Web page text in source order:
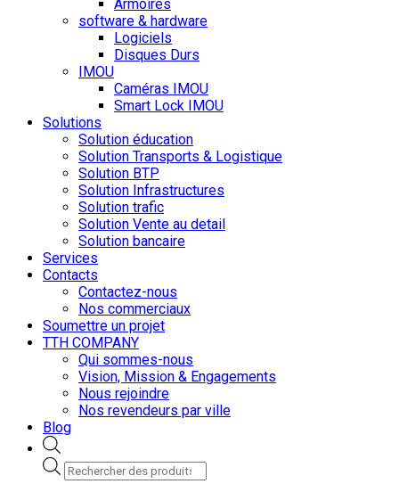
Armoires
software & hardware
Logiciels
Disques Durs
IMOU
Caméras IMOU
Smart Lock IMOU
Solutions
Solution éducation
Solution Transports & Logistique
Solution BTP
Solution Infrastructures
Solution trafic
Solution Vente au detail
Solution bancaire
Services
Contacts
Contactez-nous
Nos commerciaux
Soumettre un projet
TTH COMPANY
Qui sommes-nous
Vision, Mission & Engagements
Nous rejoindre
Nos revendeurs par ville
Blog
Recherche
de